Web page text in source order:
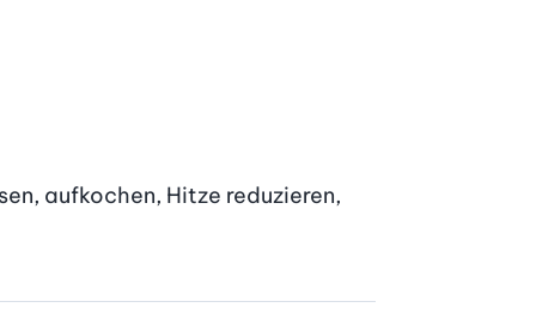
aufkochen, Hitze reduzieren,